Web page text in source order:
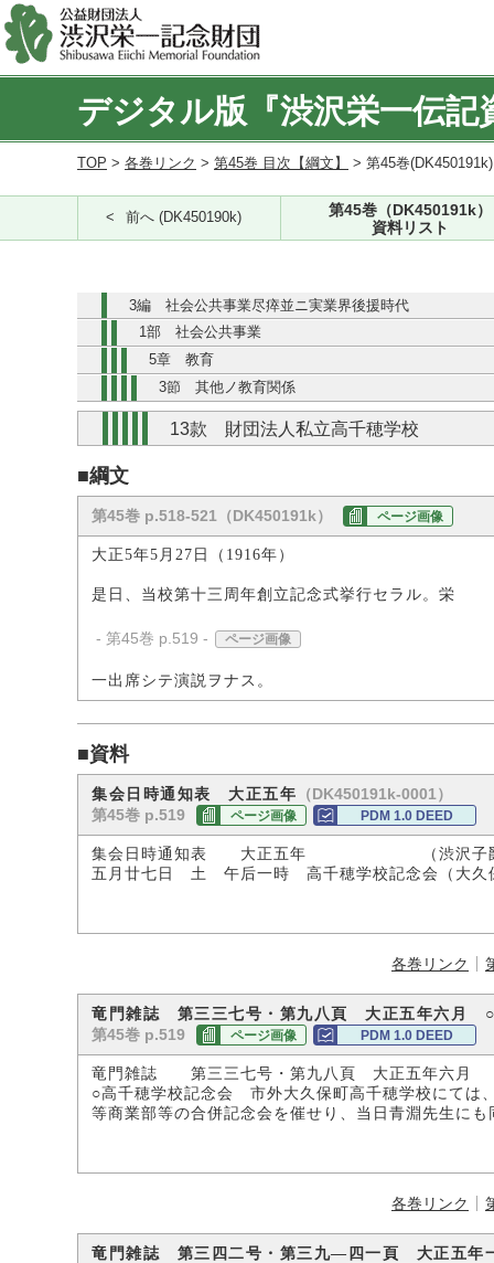
デジタル版『渋沢栄一伝記
TOP > 各巻リンク > 第45巻 目次【綱文】 > 第45巻
前へ (DK450190k)
第45巻（DK450191k）
資料リスト
3編 社会公共事業尽瘁並ニ実業界後援時代
1部 社会公共事業
5章 教育
3節 其他ノ教育関係
13款 財団法人私立高千穂学校
■綱文
第45巻 p.518-521（DK450191k） ページ画像
大正5年5月27日（1916年）
是日、当校第十三周年創立記念式挙行セラル。栄
- 第45巻 p.519 - ページ画像
一出席シテ演説ヲナス。
■資料
集会日時通知表 大正五年 （DK450191k-0001）
第45巻 p.519
ページ画像 PDM 1.0 DEED
集会日時通知表 大正五年 （渋沢子爵
五月廿七日 土 午后一時 高千穂学校記念会（大久
各巻リンク
竜門雑誌 第三三七号・第九八頁 大正五年六月 ○
第45巻 p.519 ページ画像 PDM 1.0 DEED
竜門雑誌 第三三七号・第九八頁 大正五年六月
○高千穂学校記念会 市外大久保町高千穂学校にては
等商業部等の合併記念会を催せり、当日青淵先生に
各巻リンク
竜門雑誌 第三四二号・第三九―四一頁 大正五